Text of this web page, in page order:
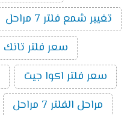
تغيير شمع فلتر 7 مراحل
سعر فلتر تانك 7 مراحل 2019
سعر فلتر اكوا جيت
مراحل الفلتر 7 مراحل